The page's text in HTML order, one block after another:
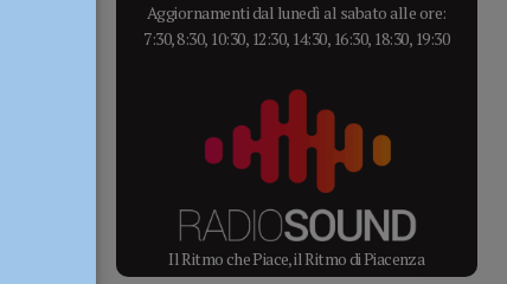
Aggiornamenti dal lunedì al sabato alle ore:
7:30, 8:30, 10:30, 12:30, 14:30, 16:30, 18:30, 19:30
Il Ritmo che Piace, il Ritmo di Piacenza